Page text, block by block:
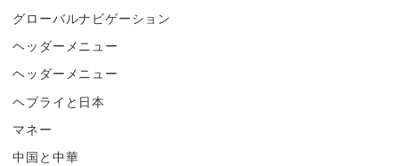
グローバルナビゲーション
ヘッダーメニュー
ヘッダーメニュー
ヘブライと日本
マネー
中国と中華